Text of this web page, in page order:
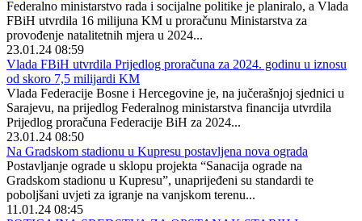
Federalno ministarstvo rada i socijalne politike je planiralo, a Vlada
FBiH utvrdila 16 milijuna KM u proračunu Ministarstva za
provođenje natalitetnih mjera u 2024...
23.01.24 08:59
Vlada FBiH utvrdila Prijedlog proračuna za 2024. godinu u iznosu
od skoro 7,5 milijardi KM
Vlada Federacije Bosne i Hercegovine je, na jučerašnjoj sjednici u
Sarajevu, na prijedlog Federalnog ministarstva financija utvrdila
Prijedlog proračuna Federacije BiH za 2024...
23.01.24 08:50
Na Gradskom stadionu u Kupresu postavljena nova ograda
Postavljanje ograde u sklopu projekta “Sanacija ograde na
Gradskom stadionu u Kupresu”, unaprijeđeni su standardi te
poboljšani uvjeti za igranje na vanjskom terenu...
11.01.24 08:45